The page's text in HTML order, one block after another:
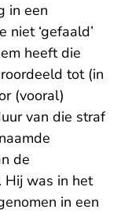
in een
‘gefaald’
heeft die
tot (in
(vooral)
van die straf
de
Hij was in het
in een